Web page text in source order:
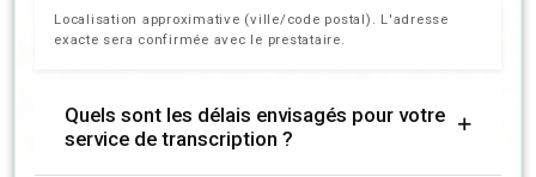
Localisation approximative (ville/code postal). L'adresse
exacte sera confirmée avec le prestataire.
Quels sont les délais envisagés pour votre
service de transcription ?